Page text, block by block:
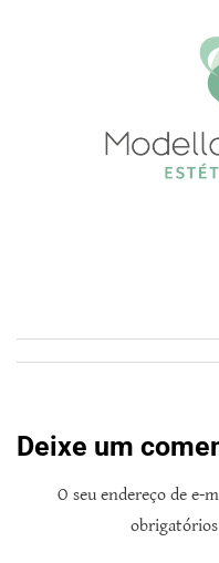
Deixe um
O seu endereço de e-